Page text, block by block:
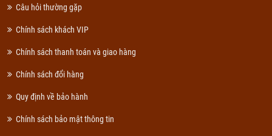
Câu hỏi thường gặp
Chính sách khách VIP
Chính sách thanh toán và giao hàng
Chính sách đổi hàng
Quy định về bảo hành
Chính sách bảo mật thông tin